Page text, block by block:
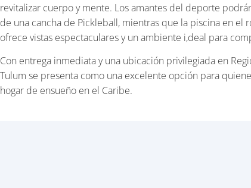
revitalizar cuerpo y mente. Los amantes del deporte
de una cancha de Pickleball, mientras que la piscina en el
ofrece vistas espectaculares y un ambiente i,deal para
Con entrega inmediata y una ubicación privilegiada en
Tulum se presenta como una excelente opción para
hogar de ensueño en el Caribe.